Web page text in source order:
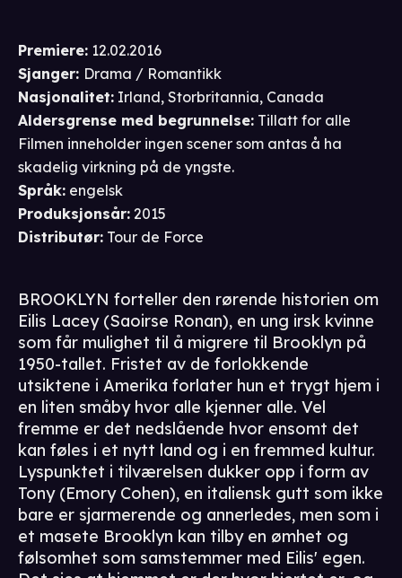
Premiere: 12.02.2016
Sjanger: Drama / Romantikk
Nasjonalitet: Irland, Storbritannia, Canada
Aldersgrense med begrunnelse: Tillatt for alle
Filmen inneholder ingen scener som antas å ha
skadelig virkning på de yngste.
Språk: engelsk
Produksjonsår: 2015
Distributør: Tour de Force
BROOKLYN forteller den rørende historien om
Eilis Lacey (Saoirse Ronan), en ung irsk kvinne
som får mulighet til å migrere til Brooklyn på
1950-tallet. Fristet av de forlokkende
utsiktene i Amerika forlater hun et trygt hjem i
en liten småby hvor alle kjenner alle. Vel
fremme er det nedslående hvor ensomt det
kan føles i et nytt land og i en fremmed kultur.
Lyspunktet i tilværelsen dukker opp i form av
Tony (Emory Cohen), en italiensk gutt som ikke
bare er sjarmerende og annerledes, men som i
et masete Brooklyn kan tilby en ømhet og
følsomhet som samstemmer med Eilis' egen.